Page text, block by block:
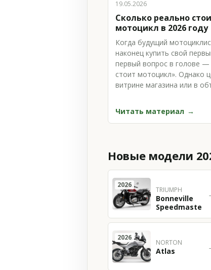
19.05.2026
Сколько реально
мотоцикл в 2026 году
Когда будущий
наконец купить свой
первый вопрос в голове —
стоит мотоцикл». Однако
витрине магазина или в
Читать материал
Новые модели
2026
TRIUMPH
Bonneville
Speedmaster
2026
NORTON
Atlas